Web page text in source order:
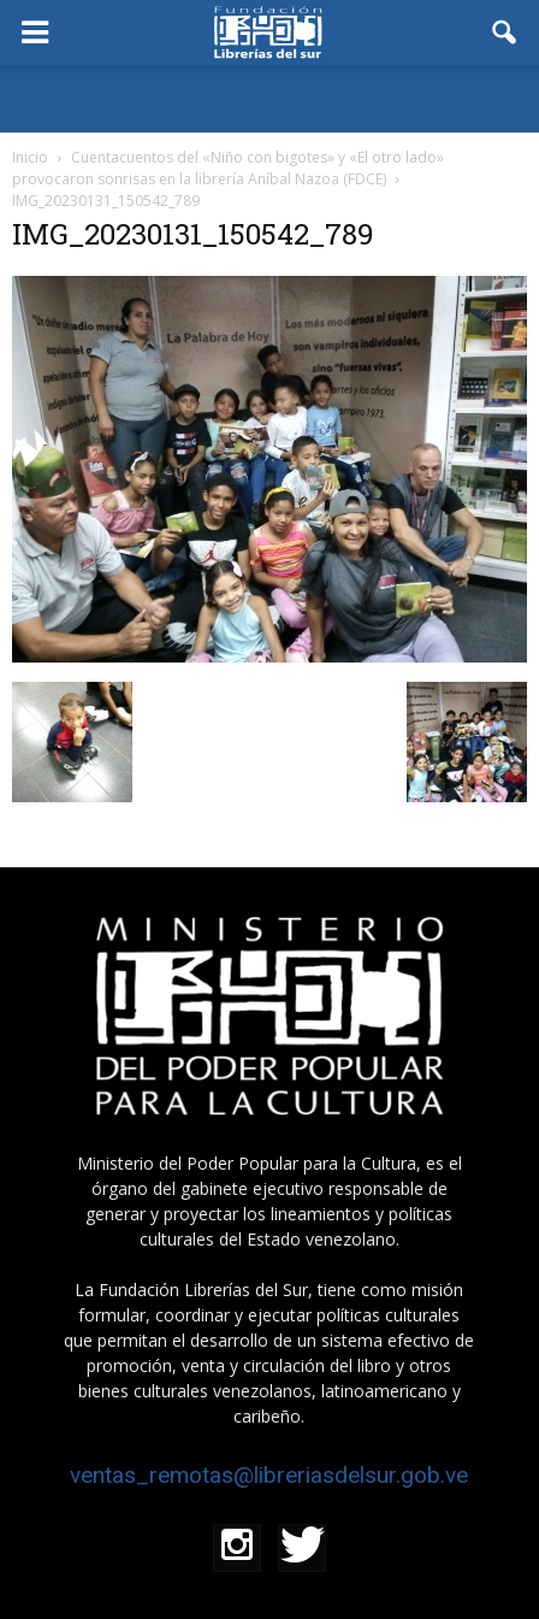
Inicio
Cuentacuentos del «Niño con bigotes» y «El otro lado»
provocaron sonrisas en la librería Aníbal Nazoa (FDCE)
IMG_20230131_150542_789
IMG_20230131_150542_789
Ministerio del Poder Popular para la Cultura, es el
órgano del gabinete ejecutivo responsable de
generar y proyectar los lineamientos y políticas
culturales del Estado venezolano.
La Fundación Librerías del Sur, tiene como misión
formular, coordinar y ejecutar políticas culturales
que permitan el desarrollo de un sistema efectivo de
promoción, venta y circulación del libro y otros
bienes culturales venezolanos, latinoamericano y
caribeño.
ventas_remotas@libreriasdelsur.gob.ve